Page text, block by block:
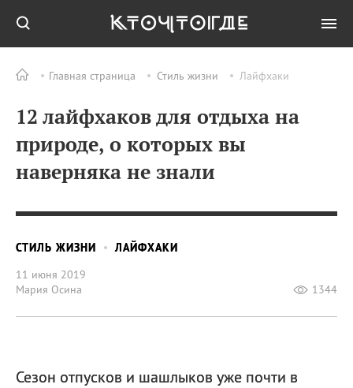
Главная страница Стиль жизни Лайфхаки
12 лайфхаков для отдыха на
природе, о которых вы
наверняка не знали
СТИЛЬ ЖИЗНИ
ЛАЙФХАКИ
11 июня 2019
Мария Осина
1344
Сезон отпусков и шашлыков уже почти в